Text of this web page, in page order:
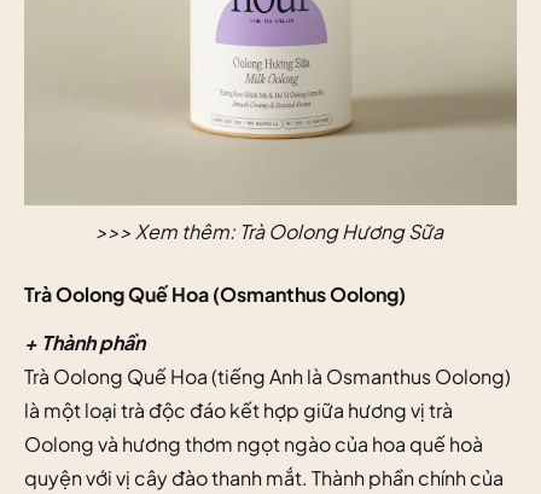
>>> Xem thêm: Trà Oolong Hương Sữa
Trà Oolong Quế Hoa (Osmanthus Oolong)
+ Thành phần
Trà Oolong Quế Hoa (tiếng Anh là Osmanthus Oolong)
là một loại trà độc đáo kết hợp giữa hương vị trà
Oolong và hương thơm ngọt ngào của hoa quế hoà
quyện với vị cây đào thanh mắt. Thành phần chính của